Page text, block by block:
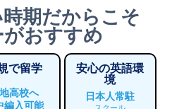
期だからこそ
おすすめ
で留学
高校へ
編入可能
安心の英語環
境
日本人常駐
スクール